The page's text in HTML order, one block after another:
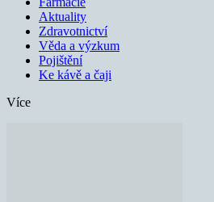
Aktuality
Zdravotnictví
Věda a výzkum
Pojištění
Ke kávě a čaji
Více